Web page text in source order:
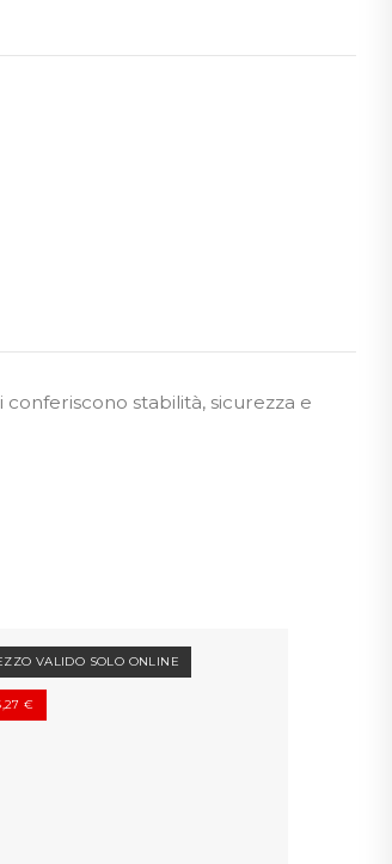
stabilità, sicurezza e
VALIDO SOLO ONLINE
€